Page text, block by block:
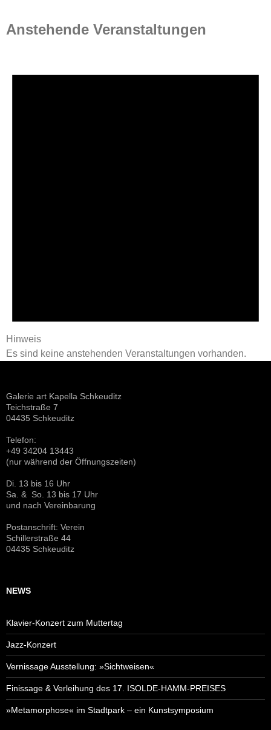
Anstehende Veranstaltungen
Hinweis
Es sind keine anstehenden Veranstaltungen vorhanden.
Galerie art Kapella Schkeuditz
Teichstraße 7
04435 Schkeuditz
Telefon:
+49 34204 13443
(nur während der Öffnungszeiten)
Di. 13 bis 16 Uhr
Sa. & So. 13 bis 17 Uhr
und nach Vereinbarung
Postanschrift: Verein
Schillerstraße 44
04435 Schkeuditz
NEWS
Klavier-Konzert zum Muttertag
Jazz-Konzert
Vernissage Ausstellung: »Sichtweisen«
Finissage & Verleihung des 17. ISOLDE-HAMM-PREISES
»Metamorphose« im Stadtpark – ein Kunstsymposium